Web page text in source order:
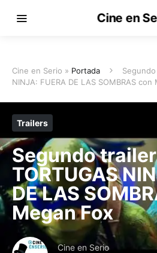
Cine en
Cine en Serio » Portada
NINJA: FUERA DE LAS SOMBRAS con
Trailers
Segundo
TORTUGAS
DE LAS
Megan Fox
Cine en Serio